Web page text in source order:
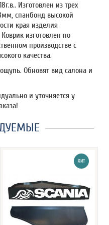
Изготовлен из трех
спанбонд высокой
края изделия
изготовлен по
производстве с
качества.
Обновят вид салона и
и уточняется у
ХИТ